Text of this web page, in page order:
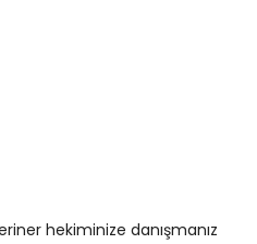
hekiminize danışmanız